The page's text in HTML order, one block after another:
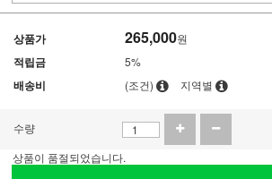
상품가 265,000원
적립금 5%
배송비 (조건) 지역별
수량
상품이 품절되었습니다.